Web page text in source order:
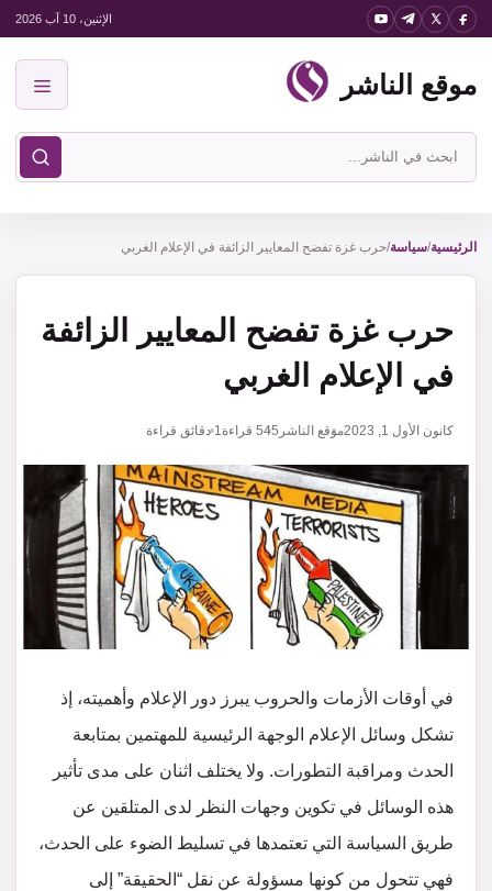
انتقل
المحتوى
الإثنين، 10 آب 2026
موقع الناشر
ابحث
في
الناشر
الرئيسية/سياسة/حرب غزة تفضح المعايير الزائفة في الإعلام الغربي
حرب غزة تفضح المعايير الزائفة
في الإعلام الغربي
كانون الأول 1, 2023 موقع الناشر 545 قراءة1 دقائق قراءة
في أوقات الأزمات والحروب يبرز دور الإعلام وأهميته، إذ
تشكل وسائل الإعلام الوجهة الرئيسية للمهتمين بمتابعة
الحدث ومراقبة التطورات. ولا يختلف اثنان على مدى تأثير
هذه الوسائل في تكوين وجهات النظر لدى المتلقين عن
طريق السياسة التي تعتمدها في تسليط الضوء على الحدث،
فهي تتحول من كونها مسؤولة عن نقل “الحقيقة” إلى